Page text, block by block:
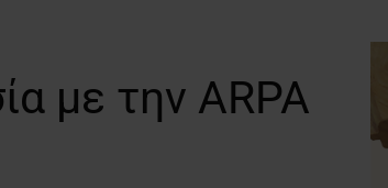
με την ARPA